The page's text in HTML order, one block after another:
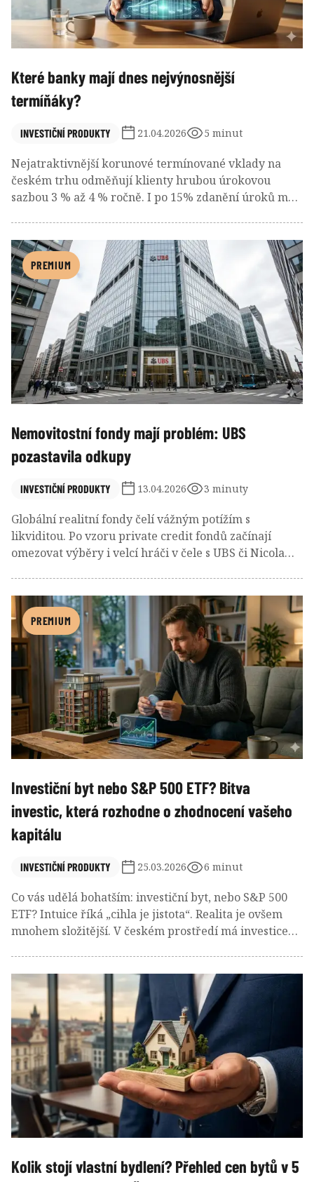
Které banky mají dnes nejvýnosnější
termíňáky?
INVESTIČNÍ PRODUKTY 21.04.2026 5 minut
Nejatraktivnější korunové termínované vklady na
českém trhu odměňují klienty hrubou úrokovou
sazbou 3 % až 4 % ročně. I po 15% zdanění úroků mají
šoku. Hledání maximálního výnosu ze sjednaného
termíňáku však často vyžaduje přistoupit na delší
splatnost, vysokou úložku nebo vést u stejné banky
rovněž běžný účet. Porovnejme nejvýhodnější řešení.
PREMIUM
Nemovitostní fondy mají problém: UBS
pozastavila odkupy
INVESTIČNÍ PRODUKTY 13.04.2026 3 minuty
Globální realitní fondy čelí vážným potížím s
likviditou. Po vzoru private credit fondů začínají
omezovat výběry i velcí hráči v čele s UBS či Nicola
zlikvidovat. Jak hluboké jsou aktuální propady v
sektoru komerčních nemovitostí a proč začíná být pro
investory stále těžší dostat se ke svým penězům?
PREMIUM
Investiční byt nebo S&P 500 ETF? Bitva
investic, která rozhodne o zhodnocení vašeho
kapitálu
INVESTIČNÍ PRODUKTY 25.03.2026 6 minut
Co vás udělá bohatším: investiční byt, nebo S&P 500
ETF? Intuice říká „cihla je jistota“. Realita je ovšem
mnohem složitější. V českém prostředí má investice
Kolik stojí vlastní bydlení? Přehled cen bytů v 5